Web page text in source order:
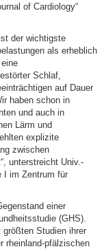
of Cardiology“
der wichtigste
als erheblich
Schlaf,
auf Dauer
haben schon in
und auch in
Lärm und
explizite
zwischen
unterstreicht Univ.-
I im Zentrum für
einer
(GHS).
Studien ihrer
rheinland-pfälzischen